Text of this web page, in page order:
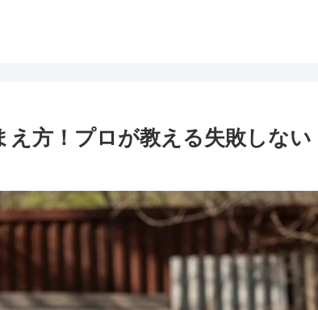
方！プロが教える失敗しない